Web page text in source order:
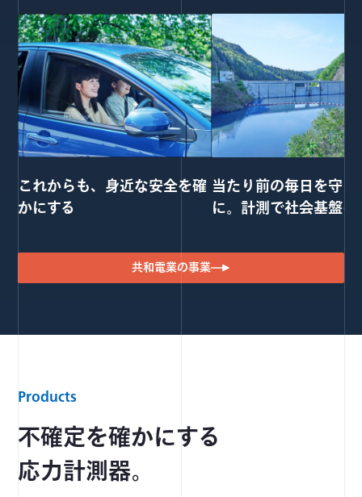
これからも、身近な安全を確
かにする
当たり前の毎日を守る
に。計測で社会基盤を
共和電業の事業
Products
不確定を確かにする
応力計測器。